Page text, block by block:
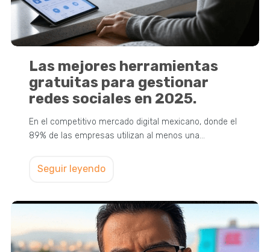
Las mejores herramientas
gratuitas para gestionar
redes sociales en 2025.
En el competitivo mercado digital mexicano, donde el
89% de las empresas utilizan al menos una…
Seguir leyendo